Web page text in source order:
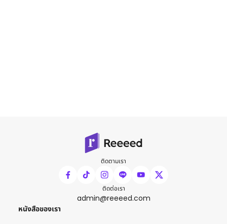
ติดตามเรา
ติดต่อเรา
admin@reeeed.com
หนังสือของเรา